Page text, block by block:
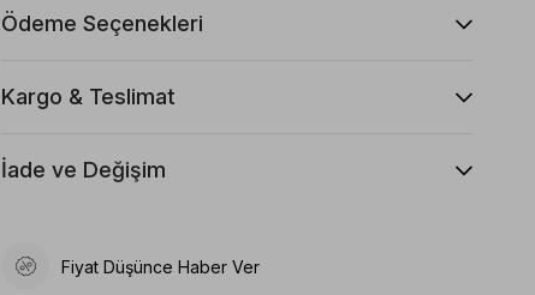
Ödeme Seçenekleri
Kargo & Teslimat
İade ve Değişim
Fiyat Düşünce Haber Ver